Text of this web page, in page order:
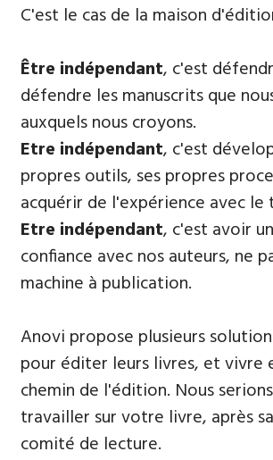
​C'est le cas de la maison
Être indépendant, c'est
défendre les manuscrits que
auxquels nous croyons.
Etre indépendant, c'est
propres outils, ses propres
acquérir de l'expérience avec le
Etre indépendant, c'est avoir
confiance avec nos auteurs, ne
machine à publication.
Anovi propose plusieurs
pour éditer leurs livres, et vivre
chemin de l'édition. Nous
travailler sur votre livre, après
comité de lecture.